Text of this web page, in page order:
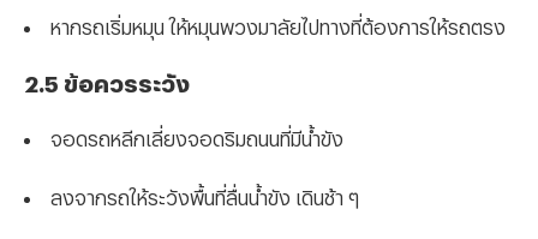
หากรถเริ่มหมุน ให้หมุนพวงมาลัยไปทางที่ต้องการให้รถตรง
2.5 ข้อควรระวัง
จอดรถหลีกเลี่ยงจอดริมถนนที่มีน้ำขัง
ลงจากรถให้ระวังพื้นที่ลื่นน้ำขัง เดินช้า ๆ